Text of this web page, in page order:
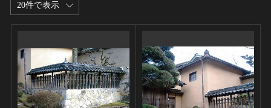
20件で表示